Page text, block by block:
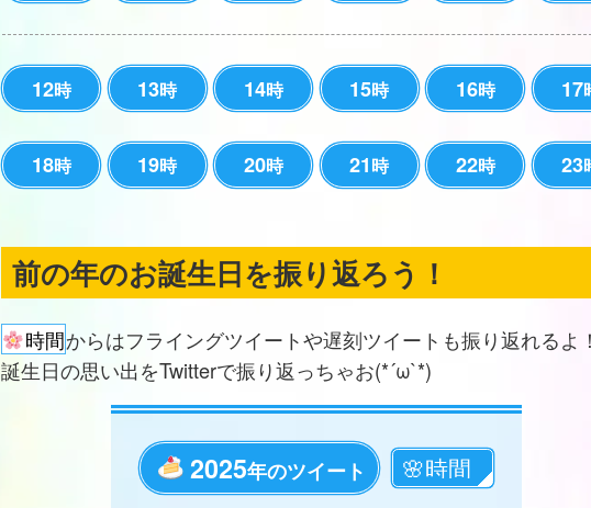
12時 13時 14時 15時 16時 17
18時 19時 20時 21時 22時 23
前の年のお誕生日を振り返ろう！
時間からはフライングツイートや遅刻ツイートも振り返れるよ
誕生日の思い出をTwitterで振り返っちゃお(*´ω`*)
2025年のツイート